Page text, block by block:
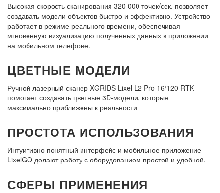
Высокая скорость сканирования 320 000 точек/сек. позволяет
создавать модели объектов быстро и эффективно. Устройство
работает в режиме реального времени, обеспечивая
мгновенную визуализацию полученных данных в приложении
на мобильном телефоне.
ЦВЕТНЫЕ МОДЕЛИ
Ручной лазерный сканер XGRIDS Lixel L2 Pro 16/120 RTK
помогает создавать цветные 3D-модели, которые
максимально приближены к реальности.
ПРОСТОТА ИСПОЛЬЗОВАНИЯ
Интуитивно понятный интерфейс и мобильное приложение
LixelGO делают работу с оборудованием простой и удобной.
СФЕРЫ ПРИМЕНЕНИЯ